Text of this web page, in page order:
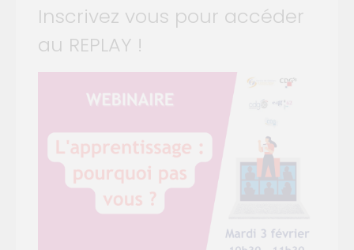
Inscrivez vous pour accéder
au REPLAY !